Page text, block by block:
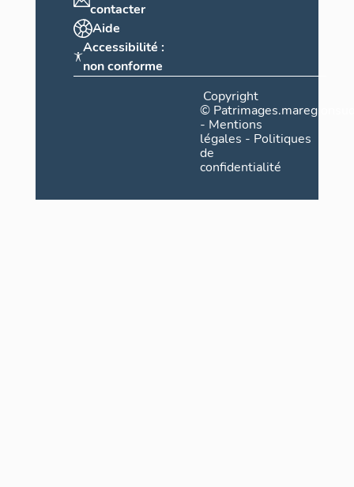
contacter
Aide
Accessibilité :
non conforme
Copyright
©
- Mentions
légales - Politiques
de
confidentialité